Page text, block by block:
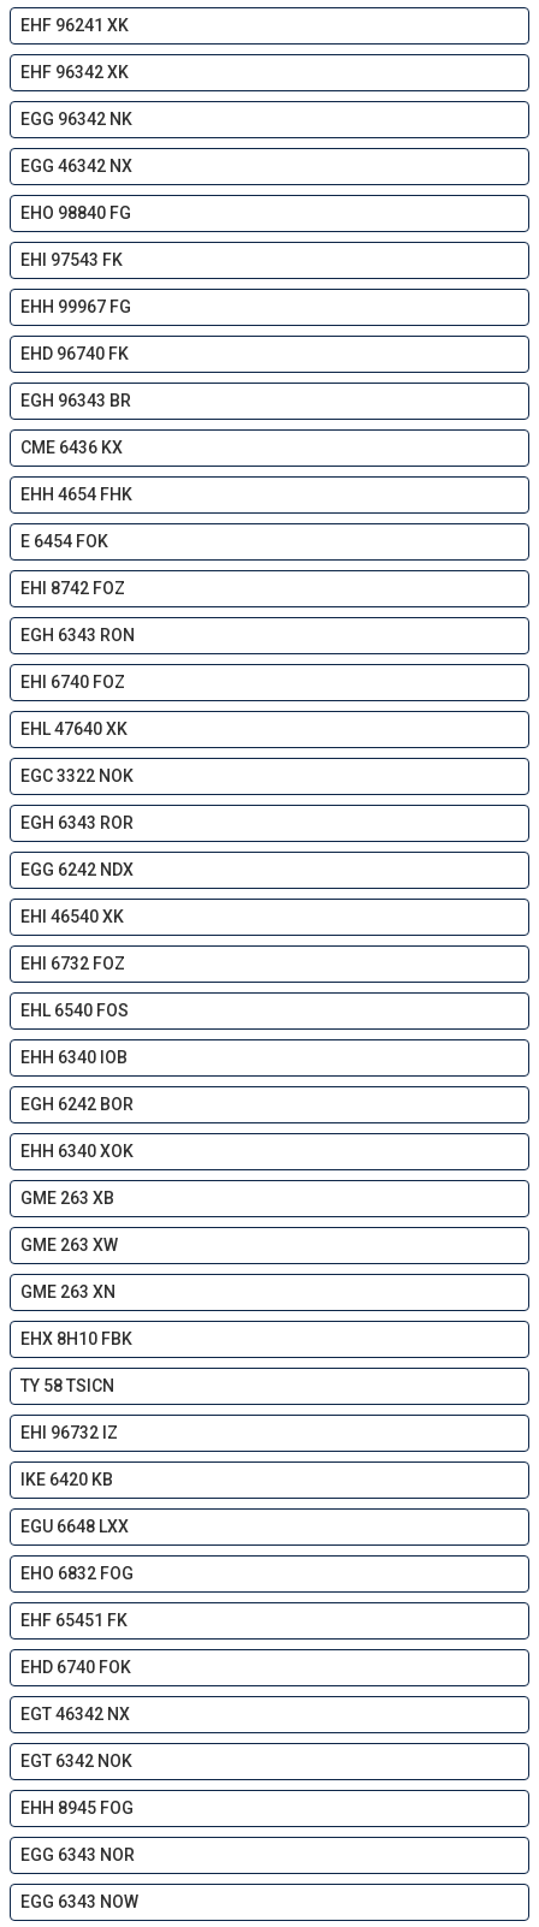
EHF 96241 XK
EHF 96342 XK
EGG 96342 NK
EGG 46342 NX
EHO 98840 FG
EHI 97543 FK
EHH 99967 FG
EHD 96740 FK
EGH 96343 BR
CME 6436 KX
EHH 4654 FHK
E 6454 FOK
EHI 8742 FOZ
EGH 6343 RON
EHI 6740 FOZ
EHL 47640 XK
EGС 3322 NOK
EGH 6343 ROR
EGG 6242 NDX
EHI 46540 XK
EHI 6732 FOZ
EHL 6540 FOS
EHH 6340 IOB
EGH 6242 BOR
EHH 6340 XOK
GME 263 XB
GME 263 XW
GME 263 XN
EHX 8H10 FBK
TY 58 TSICN
EHI 96732 IZ
IKE 6420 KB
EGU 6648 LXX
EHO 6832 FOG
EHF 65451 FK
EHD 6740 FOK
EGT 46342 NX
EGT 6342 NOK
EHH 8945 FOG
EGG 6343 NOR
EGG 6343 NOW